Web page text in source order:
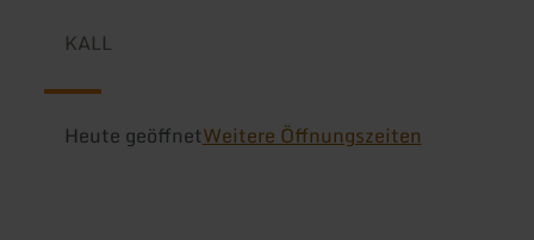
KALL
Heute geöffnetWeitere Öffnungszeiten